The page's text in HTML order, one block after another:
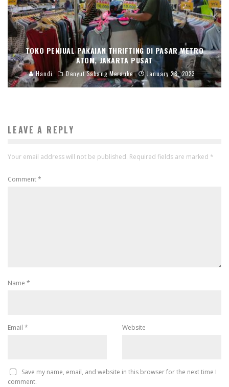
TOKO PENJUAL PAKAIAN THRIFTING DI PASAR METRO
ATOM, JAKARTA PUSAT
Handi Denyut Sabang Merauke January 28, 2023
LEAVE A REPLY
Your email address will not be published. Required fields are marked *
Comment*
Name *
Email * Website
Save my name, email, and website in this browser for the next time I
comment.